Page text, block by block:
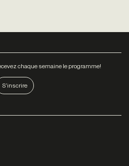
chaque semaine le programme!